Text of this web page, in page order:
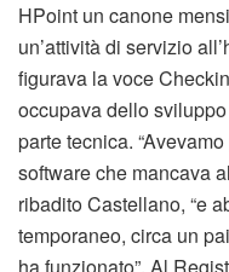
HPoint un canone
un’attività di servizio
figurava la voce
occupava dello
parte tecnica.
software che mancava
ribadito Castellano, “e
temporaneo, circa un